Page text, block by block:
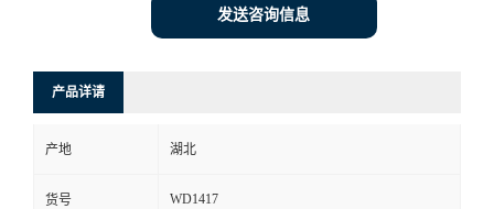
发送咨询信息
产品详请
产地 湖北
货号 WD1417